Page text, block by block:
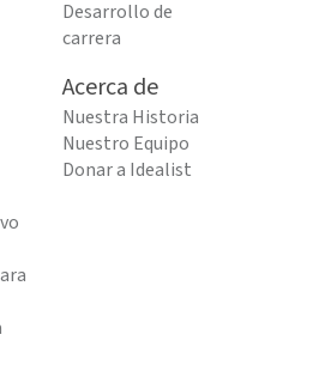
Desarrollo de
carrera
Acerca de
Nuestra Historia
Nuestro Equipo
Donar a Idealist